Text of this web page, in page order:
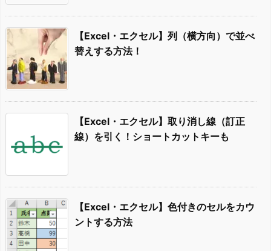
【Excel・エクセル】列（横方向）で並べ
替えする方法！
【Excel・エクセル】取り消し線（訂正
線）を引く！ショートカットキーも
【Excel・エクセル】色付きのセルをカウ
ントする方法